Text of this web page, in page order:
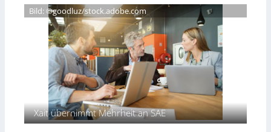
A
C
H
e
i
ß
e
n
s
a
u
d
e
i
g
n
T
e
c
h
A
g
e
n
Bild: ©goodluz/stock.adobe.com
Xait übernimmt Mehrheit an SAE